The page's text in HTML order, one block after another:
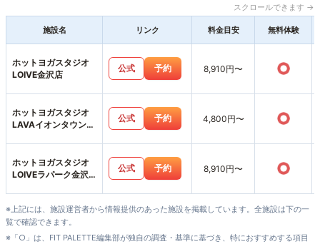
スクロールできます →
施設名 リンク 料金目安 無料体験
ホットヨガスタジオ
LOIVE金沢店
公式 予約 8,910円〜 ○
ホットヨガスタジオ
LAVAイオンタウン金
公式 予約 4,800円〜 ○
ホットヨガスタジオ
LOIVEラパーク金沢
公式 予約 8,910円〜 ○
※上記には、施設運営者から情報提供のあった施設を掲載しています。全施設は下の一
覧で確認できます。
※「○」は、FIT PALETTE編集部が独自の調査・基準に基づき、特におすすめする項目